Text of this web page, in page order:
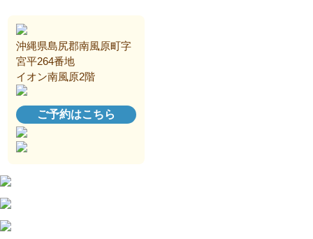
沖縄県島尻郡南風原町字
宮平264番地
イオン南風原2階
ご予約はこちら